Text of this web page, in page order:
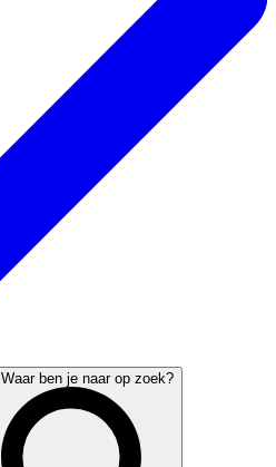
Waar ben je naar op zoek?